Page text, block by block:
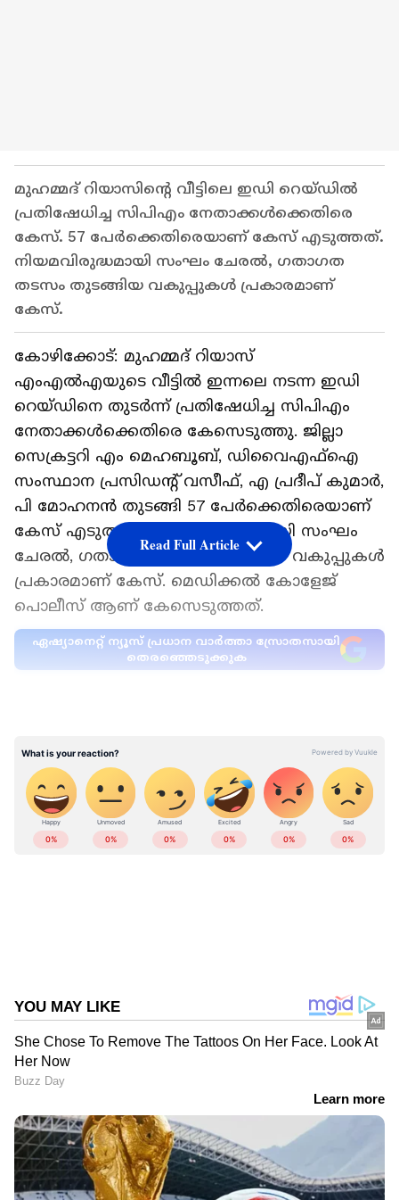
മുഹമ്മദ് റിയാസിന്റെ വീട്ടിലെ ഇഡി റെയ്ഡിൽ
പ്രതിഷേധിച്ച സിപിഎം നേതാക്കള്‍ക്കെതിരെ
കേസ്. 57 പേര്‍ക്കെതിരെയാണ് കേസ് എടുത്തത്.
നിയമവിരുദ്ധമായി സംഘം ചേരല്‍, ഗതാഗത
തടസം തുടങ്ങിയ വകുപ്പുകള്‍ പ്രകാരമാണ്
കേസ്.
കോഴിക്കോട്: മുഹമ്മദ് റിയാസ്
എംഎൽഎയുടെ വീട്ടിൽ ഇന്നലെ നടന്ന ഇഡി
റെയ്ഡിനെ തുടർന്ന് പ്രതിഷേധിച്ച സിപിഎം
നേതാക്കള്‍ക്കെതിരെ കേസെടുത്തു. ജില്ലാ
സെക്രട്ടറി എം മെഹബൂബ്, ഡിവൈഎഫ്ഐ
സംസ്ഥാന പ്രസിഡന്റ് വസീഫ്, എ പ്രദീപ് കുമാര്‍,
പി മോഹനന്‍ തുടങ്ങി 57 പേര്‍ക്കെതിരെയാണ്
കേസ് എടുത്തത്. നിയമവിരുദ്ധമായി സംഘം
ചേരല്‍, ഗതാഗത തടസം തുടങ്ങിയ വകുപ്പുകള്‍
പ്രകാരമാണ് കേസ്. മെഡിക്കൽ കോളേജ്
പൊലീസ് ആണ് കേസെടുത്തത്.
ഏഷ്യാനെറ്റ് ന്യൂസ് പ്രധാന വാർത്താ സ്രോതസായി
തെരഞ്ഞെടുക്കുക
Read Full Article
Newsഅറിയാൻ എപ്പോഴും ഏഷ്യാനെറ്റ്
തത്സമയ അപ്‌ഡേറ്റുകളും ആഴത്തിലുള്ള
വിശകലനവും സമഗ്രമായ റിപ്പോർട്ടിംഗും —
എല്ലാം ഒരൊറ്റ സ്ഥലത്ത്. ഏത് സമയത്തും,
എവിടെയും വിശ്വസനീയമായ വാർത്തകൾ
ലഭിക്കാൻAsianet News Malayalam
ABOUT THE AUTHOR